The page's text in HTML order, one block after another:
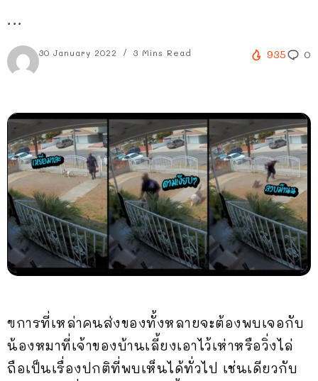
...
30 January 2022 3 Mins Read 935 0
ฃการที่เหล่าคนส่งของทั้งหลายจะต้องพบเจอกับ
น้องหมาที่เจ้าของบ้านเลี้ยงเอาไว้เห่าหรือวิ่งไล่
ถือเป็นเรื่องปกติที่พบเห็นได้ทั่วไป เช่นเดียวกับ